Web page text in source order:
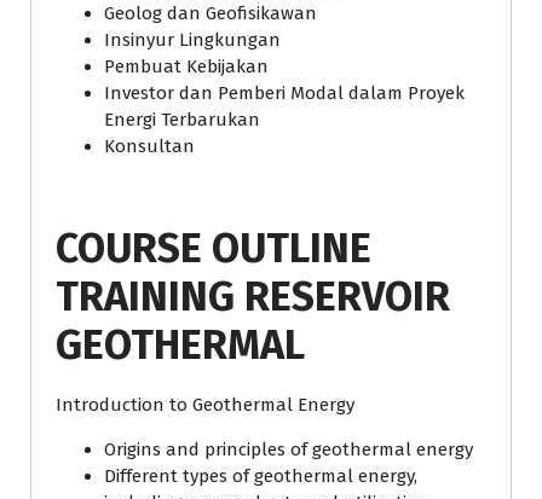
Geolog dan Geofisikawan
Insinyur Lingkungan
Pembuat Kebijakan
Investor dan Pemberi Modal dalam Proyek
Energi Terbarukan
Konsultan
COURSE OUTLINE
TRAINING RESERVOIR
GEOTHERMAL
Introduction to Geothermal Energy
Origins and principles of geothermal energy
Different types of geothermal energy,